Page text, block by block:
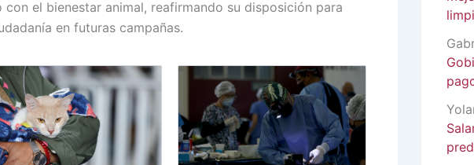
el bienestar animal, reafirmando su disposición para
en futuras campañas.